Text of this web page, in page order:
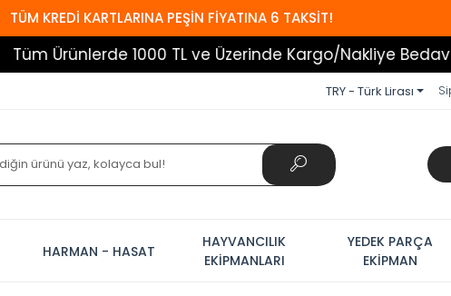
TÜM KREDİ KARTLARINA PEŞİN FİYATINA 6 TAKSİT!
1000 TL ve Üzerinde Kargo/Nakliye Bedava!
TRY - Türk Lirası
HARMAN - HASAT
HAYVANCILIK
EKİPMANLARI
YEDEK PARÇA
EKİPMAN